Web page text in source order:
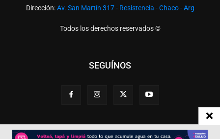
Dirección:Av. San Martín 317 - Resistencia - Chaco - Arg
Todos los derechos reservados ©
SEGUÍNOS